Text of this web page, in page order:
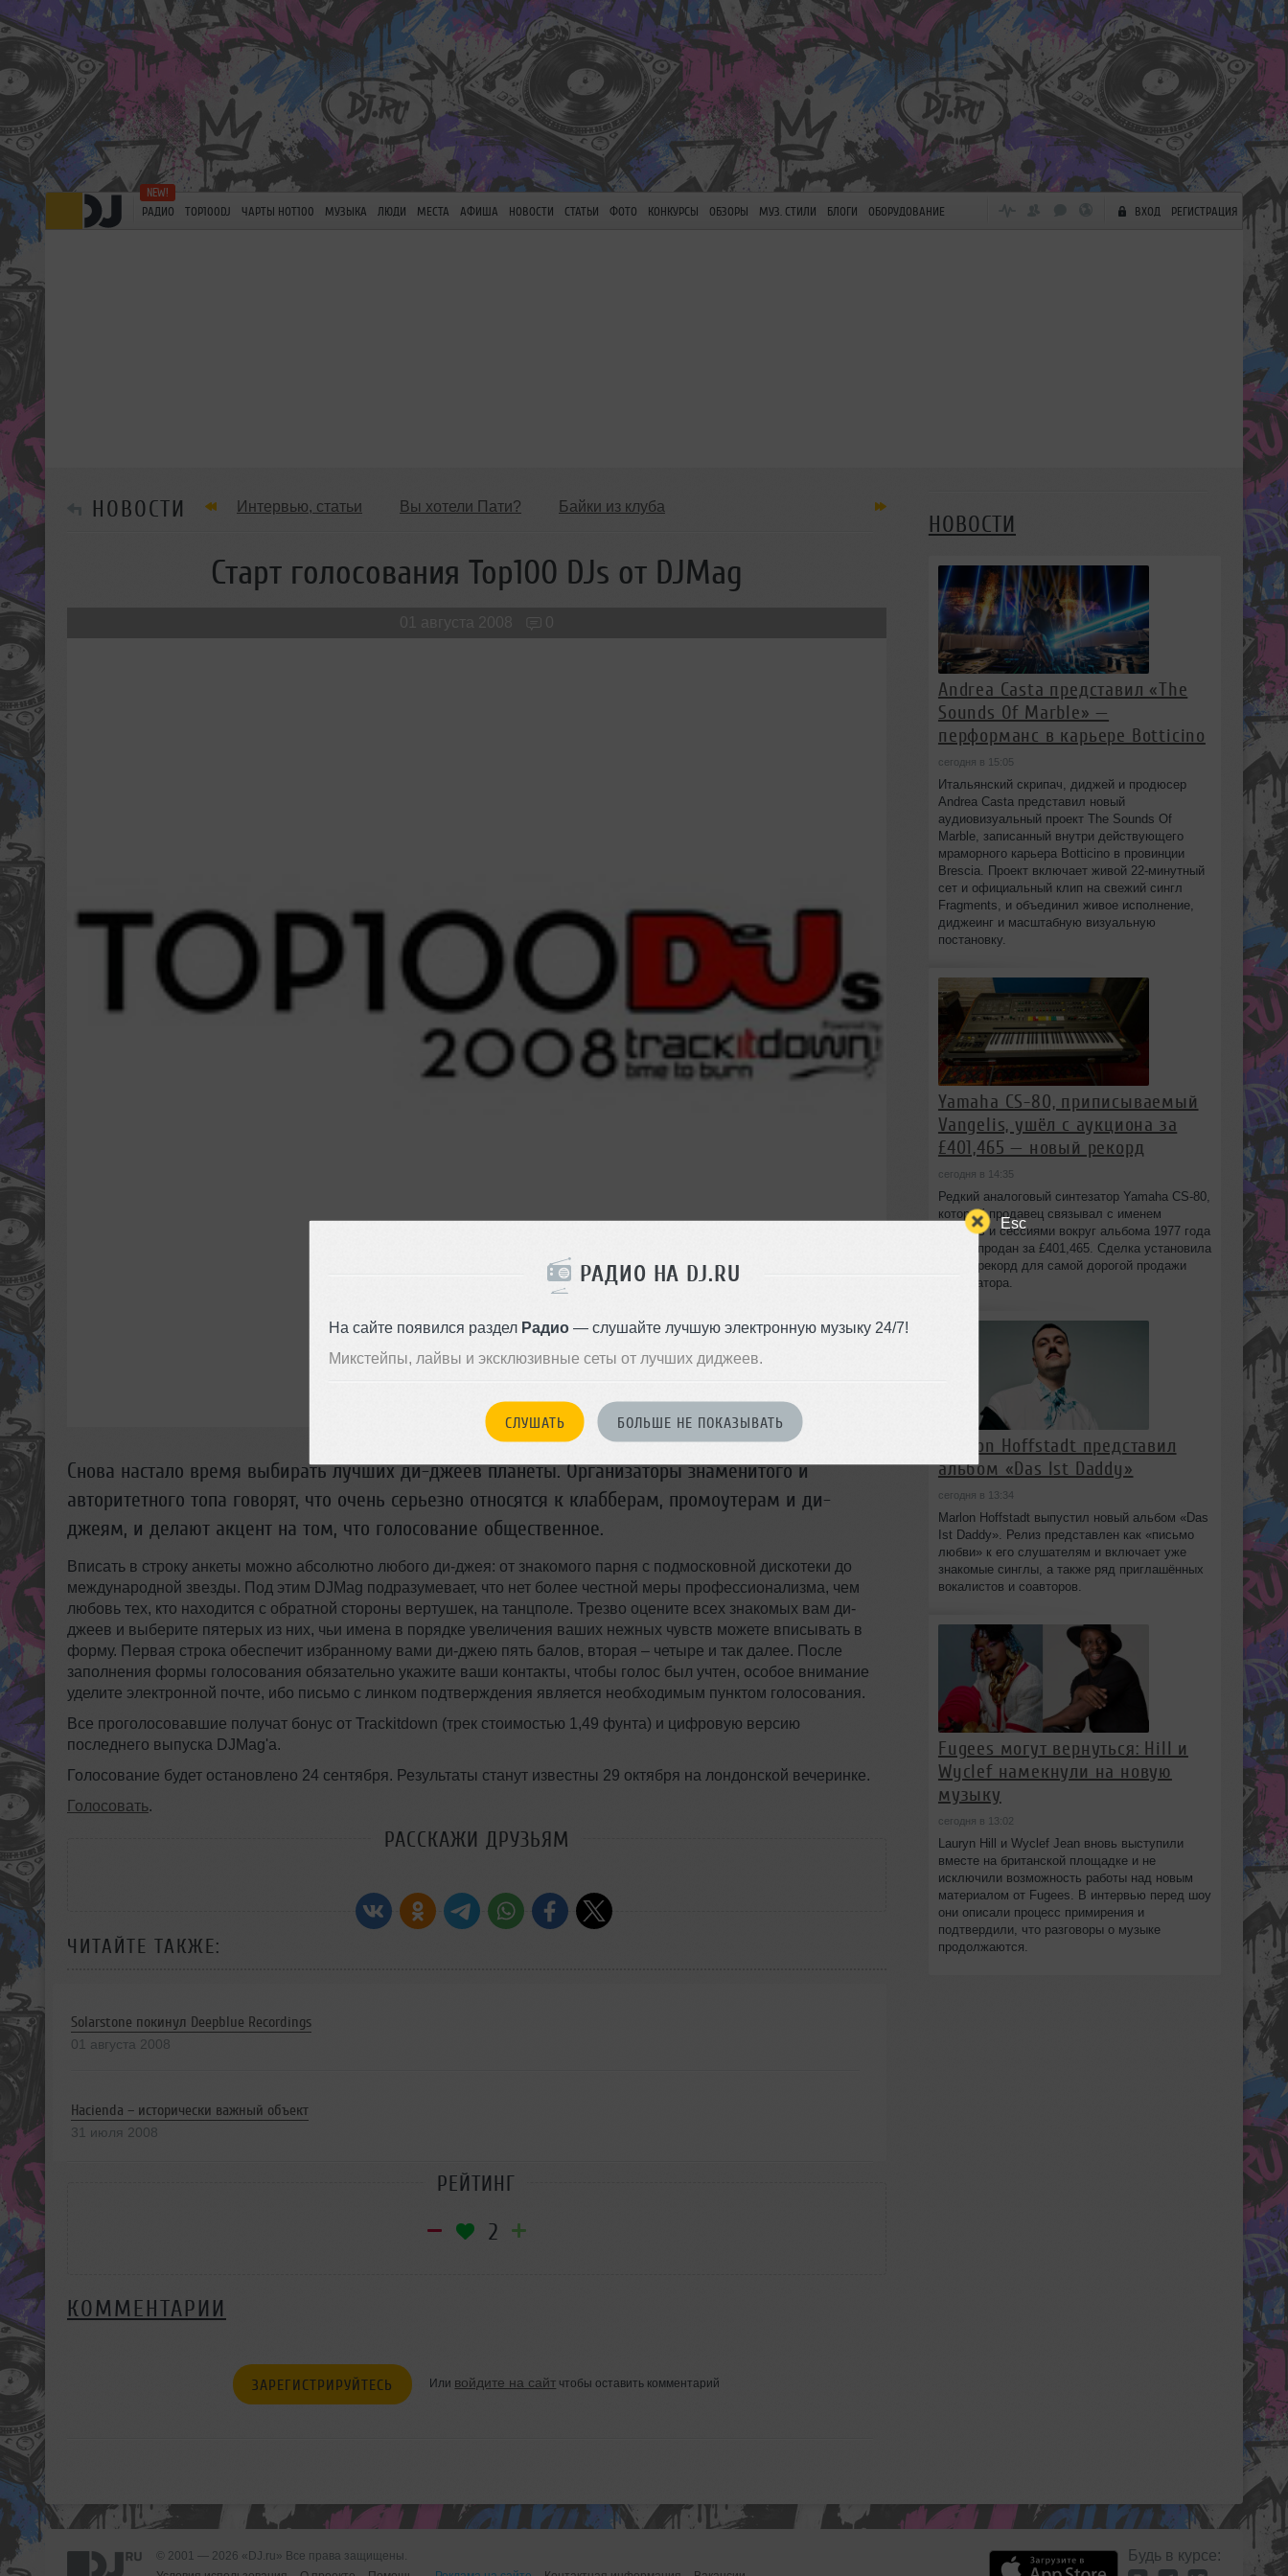
Esc
РАДИО НА DJ.RU
На сайте появился раздел Радио— слушайте лучшую электронную музыку 24/7!
Микстейпы, лайвы и эксклюзивные сеты от лучших диджеев.
СЛУШАТЬ БОЛЬШЕ НЕ ПОКАЗЫВАТЬ
РАДИО TOP100DJ ЧАРТЫ HOT100 МУЗЫКА ЛЮДИ МЕСТА АФИША НОВОСТИ СТАТЬИ ФОТО КОНКУРСЫ ОБЗОРЫ МУЗ. СТИЛИ БЛОГИ ОБОРУДОВАНИЕ ВХОД РЕГИСТРАЦИЯ
НОВОСТИ Интервью, статьи Вы хотели Пати? Байки из клуба
Обзоры Вечеринок и Клубов Новые лица
Старт голосования Top100 DJs от DJMag
Снова настало время выбирать лучших ди-джеев планеты. Организаторы знаменитого и
авторитетного топа говорят, что очень серьезно относятся к клабберам, промоутерам и ди-
джеям, и делают акцент на том, что голосование общественное.
Вписать в строку анкеты можно абсолютно любого ди-джея: от знакомого парня с подмосковной дискотеки до
международной звезды. Под этим DJMag подразумевает, что нет более честной меры профессионализма, чем
любовь тех, кто находится с обратной стороны вертушек, на танцполе. Трезво оцените всех знакомых вам ди-
джеев и выберите пятерых из них, чьи имена в порядке увеличения ваших нежных чувств можете вписывать в
форму. Первая строка обеспечит избранному вами ди-джею пять балов, вторая – четыре и так далее. После
заполнения формы голосования обязательно укажите ваши контакты, чтобы голос был учтен, особое внимание
уделите электронной почте, ибо письмо с линком подтверждения является необходимым пунктом голосования.
Все проголосовавшие получат бонус от Trackitdown (трек стоимостью 1,49 фунта) и цифровую версию
последнего выпуска DJMag'a.
Голосование будет остановлено 24 сентября. Результаты станут известны 29 октября на лондонской вечеринке.
Голосовать.
РАССКАЖИ ДРУЗЬЯМ
ЧИТАЙТЕ ТАКЖЕ:
Solarstone покинул Deepblue Recordings
01 августа 2008
Hacienda – исторически важный объект
31 июля 2008
РЕЙТИНГ
2
КОММЕНТАРИИ
ЗАРЕГИСТРИРУЙТЕСЬ Или войдите на сайт чтобы оставить комментарий
НОВОСТИ
Andrea Casta представил «The
Sounds Of Marble» —
перформанс в карьере Botticino
сегодня в 15:05
Итальянский скрипач, диджей и продюсер
Andrea Casta представил новый
аудиовизуальный проект The Sounds Of
Marble, записанный внутри действующего
мраморного карьера Botticino в провинции
Brescia. Проект включает живой 22‑минутный
сет и официальный клип на свежий сингл
Fragments, и объединил живое исполнение,
диджеинг и масштабную визуальную
постановку.
Yamaha CS-80, приписываемый
Vangelis, ушёл с аукциона за
£401,465 — новый рекорд
сегодня в 14:35
Редкий аналоговый синтезатор Yamaha CS-80,
который продавец связывал с именем
Vangelis и сессиями вокруг альбома 1977 года
Spiral, продан за £401,465. Сделка установила
новый рекорд для самой дорогой продажи
синтезатора.
Marlon Hoffstadt представил
альбом «Das Ist Daddy»
сегодня в 13:34
Marlon Hoffstadt выпустил новый альбом «Das
Ist Daddy». Релиз представлен как «письмо
любви» к его слушателям и включает уже
знакомые синглы, а также ряд приглашённых
вокалистов и соавторов.
Fugees могут вернуться: Hill и
Wyclef намекнули на новую
музыку
сегодня в 13:02
Lauryn Hill и Wyclef Jean вновь выступили
вместе на британской площадке и не
исключили возможность работы над новым
материалом от Fugees. В интервью перед шоу
они описали процесс примирения и
подтвердили, что разговоры о музыке
продолжаются.
© 2001 — 2026 «DJ.ru» Все права защищены.
Будь в курсе: